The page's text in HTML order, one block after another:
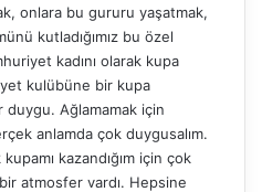
onlara bu gururu yaşatmak,
kutladığımız bu özel
kadını olarak kupa
kulübüne bir kupa
duygu. Ağlamamak için
anlamda çok duygusalım.
kazandığım için çok
atmosfer vardı. Hepsine